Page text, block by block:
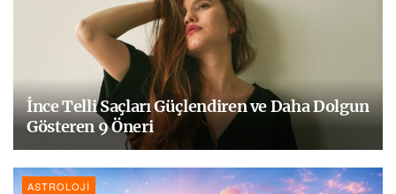
İnce Telli Saçları Güçlendiren ve Daha Dolgun
Gösteren 9 Öneri
ASTROLOJI